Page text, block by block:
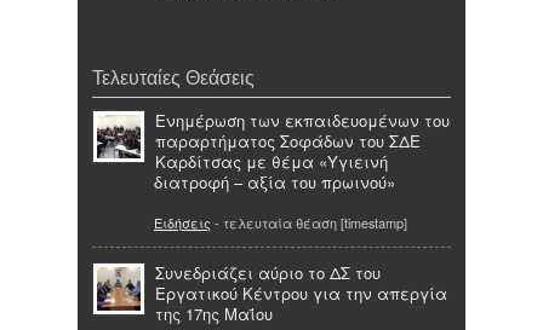
Τελευταίες Θεάσεις
Ενημέρωση των εκπαιδευομένων του
παραρτήματος Σοφάδων του ΣΔΕ
Καρδίτσας με θέμα «Υγιεινή
διατροφή – αξία του πρωινού»
Ειδήσεις - τελευταία θέαση [timestamp]
Συνεδριάζει αύριο το ΔΣ του
Εργατικού Κέντρου για την απεργία
της 17ης Μαΐου